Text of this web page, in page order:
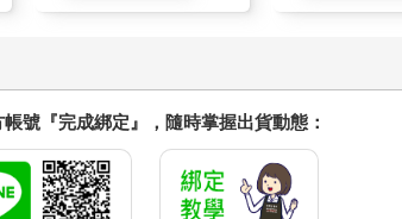
號『完成綁定』，隨時掌握出貨動態：